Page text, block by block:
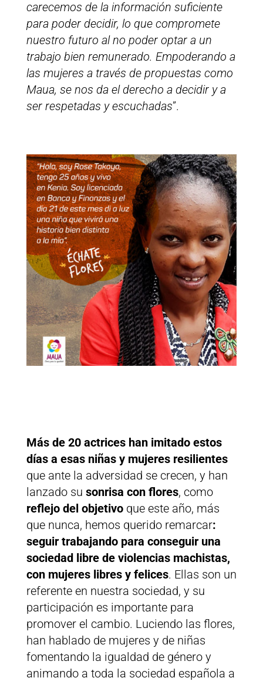
carecemos de la información suficiente
para poder decidir, lo que compromete
nuestro futuro al no poder optar a un
trabajo bien remunerado. Empoderando a
las mujeres a través de propuestas como
Maua, se nos da el derecho a decidir y a
ser respetadas y escuchadas”.
Más de 20 actrices han imitado estos
días a esas niñas y mujeres resilientes
que ante la adversidad se crecen, y han
lanzado su sonrisa con flores, como
reflejo del objetivo que este año, más
que nunca, hemos querido remarcar:
seguir trabajando para conseguir una
sociedad libre de violencias machistas,
con mujeres libres y felices. Ellas son un
referente en nuestra sociedad, y su
participación es importante para
promover el cambio. Luciendo las flores,
han hablado de mujeres y de niñas
fomentando la igualdad de género y
animando a toda la sociedad española a